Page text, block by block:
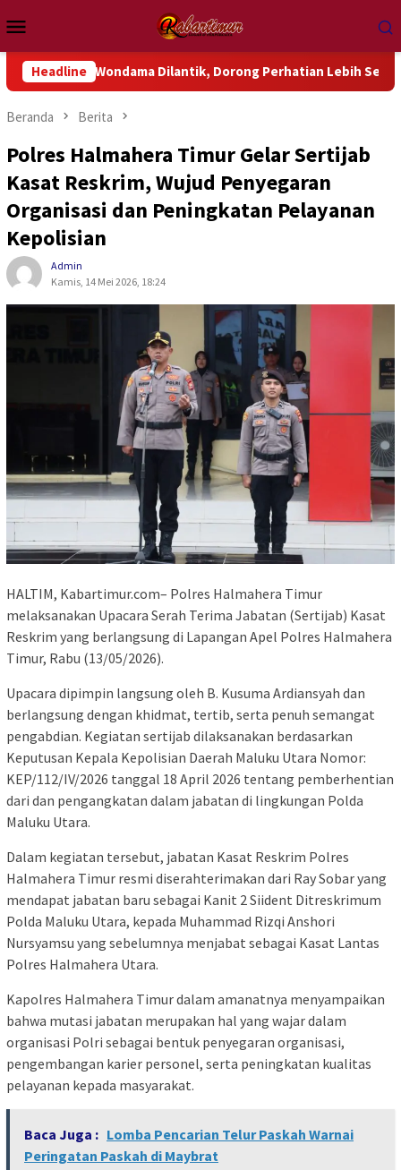
ke
kontenMobile
Headline
Wondama Dilantik, Dorong Perhatian Lebih Serius Terhadap
Beranda Berita
Polres Halmahera Timur Gelar Sertijab
Kasat Reskrim, Wujud Penyegaran
Organisasi dan Peningkatan Pelayanan
Kepolisian
Admin
Kamis, 14 Mei 2026, 18:24
HALTIM, Kabartimur.com– Polres Halmahera Timur
melaksanakan Upacara Serah Terima Jabatan (Sertijab) Kasat
Reskrim yang berlangsung di Lapangan Apel Polres Halmahera
Timur, Rabu (13/05/2026).
Upacara dipimpin langsung oleh B. Kusuma Ardiansyah dan
berlangsung dengan khidmat, tertib, serta penuh semangat
pengabdian. Kegiatan sertijab dilaksanakan berdasarkan
Keputusan Kepala Kepolisian Daerah Maluku Utara Nomor:
KEP/112/IV/2026 tanggal 18 April 2026 tentang pemberhentian
dari dan pengangkatan dalam jabatan di lingkungan Polda
Maluku Utara.
Dalam kegiatan tersebut, jabatan Kasat Reskrim Polres
Halmahera Timur resmi diserahterimakan dari Ray Sobar yang
mendapat jabatan baru sebagai Kanit 2 Siident Ditreskrimum
Polda Maluku Utara, kepada Muhammad Rizqi Anshori
Nursyamsu yang sebelumnya menjabat sebagai Kasat Lantas
Polres Halmahera Utara.
Kapolres Halmahera Timur dalam amanatnya menyampaikan
bahwa mutasi jabatan merupakan hal yang wajar dalam
organisasi Polri sebagai bentuk penyegaran organisasi,
pengembangan karier personel, serta peningkatan kualitas
pelayanan kepada masyarakat.
Baca Juga : Lomba Pencarian Telur Paskah Warnai
Peringatan Paskah di Maybrat